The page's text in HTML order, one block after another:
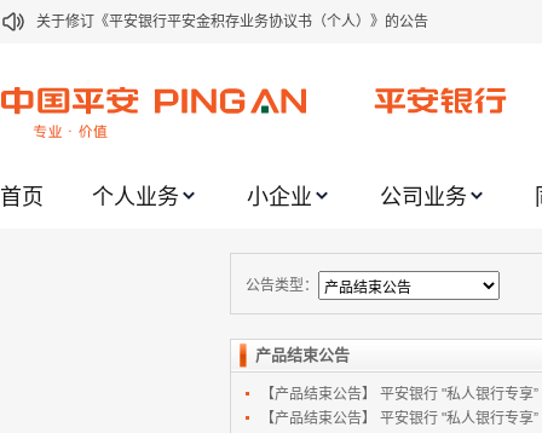
关于修订《平安银行平安金积存业务协议书（个人）》的公告
关于2021年劳动节期间代理贵金属业务风险提示的通知
关于加强代理贵金属业务风险防范的提示
关于进一步加强代理贵金属业务风险防范的提示
关于平安银行电子版信用卡更名为平安银行数字信用卡的公告
关于调整存量首套住房贷款利率的公告
首页 个人业务 小企业 公司业务
公告类型：
产品结束公告
【产品结束公告】
平安银行 "私人银行专享”
【产品结束公告】
平安银行 "私人银行专享”